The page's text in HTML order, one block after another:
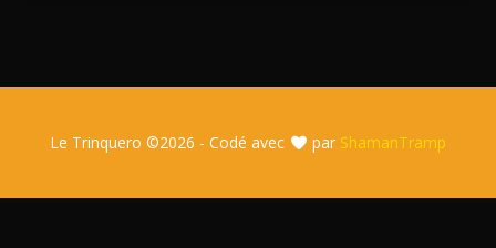
Le Trinquero ©2026 - Codé avec par ShamanTramp